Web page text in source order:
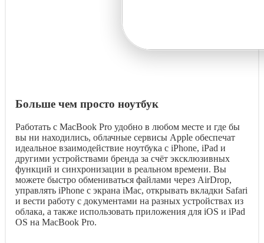
Больше чем просто ноутбук
Работать с MacBook Pro удобно в любом месте и где бы
вы ни находились, облачные сервисы Apple обеспечат
идеальное взаимодействие ноутбука с iPhone, iPad и
другими устройствами бренда за счёт эксклюзивных
функций и синхронизации в реальном времени. Вы
можете быстро обмениваться файлами через AirDrop,
управлять iPhone с экрана iMac, открывать вкладки Safari
и вести работу с документами на разных устройствах из
облака, а также использовать приложения для iOS и iPad
OS на MacBook Pro.